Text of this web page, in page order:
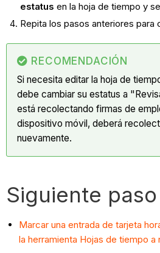
estatus en la hoja de tiempo y
Repita los pasos anteriores para
RECOMENDACIÓN
Si necesita editar la hoja de
debe cambiar su estatus a
está recolectando firmas de
dispositivo móvil, deberá
nuevamente.
Siguiente paso
Marcar una entrada de tarjeta
la herramienta Hojas de tiempo a